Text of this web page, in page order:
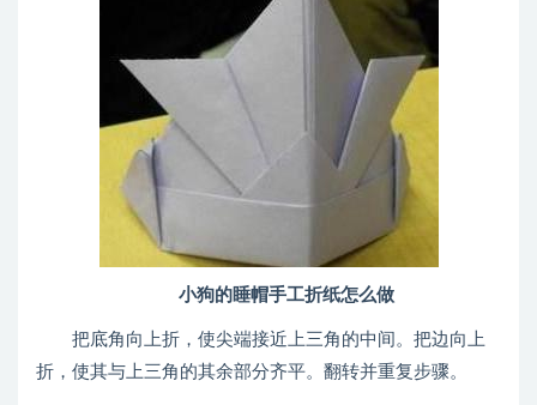
小狗的睡帽手工折纸怎么做
把底角向上折，使尖端接近上三角的中间。把边向上
折，使其与上三角的其余部分齐平。翻转并重复步骤。